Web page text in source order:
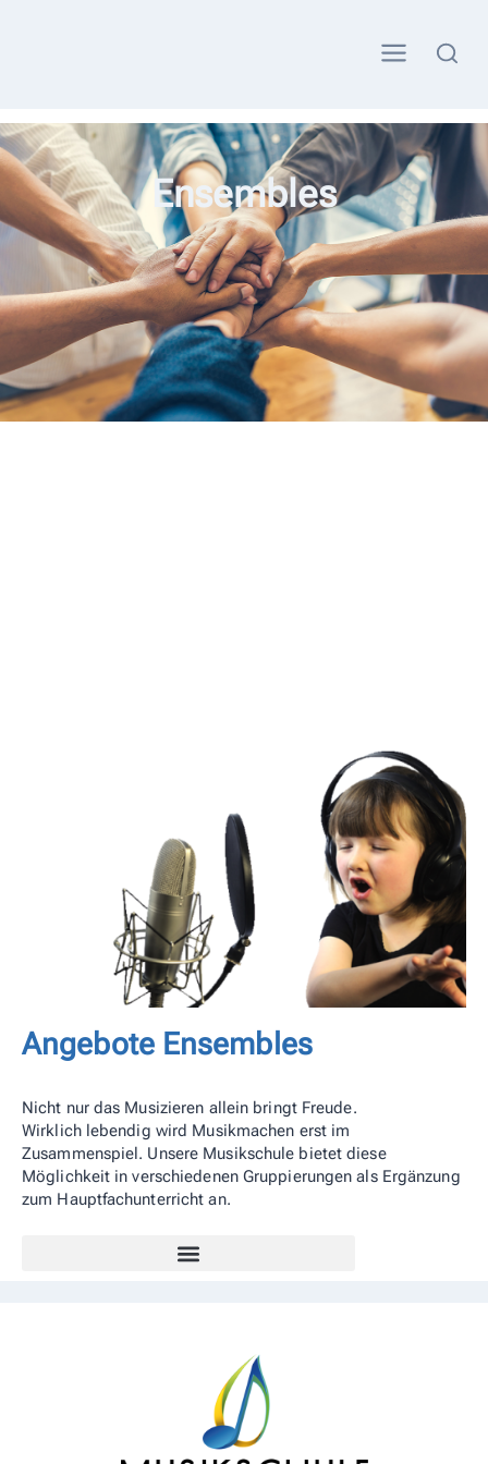
Ensembles
Angebote Ensembles
Nicht nur das Musizieren allein bringt Freude.
Wirklich lebendig wird Musikmachen erst im
Zusammenspiel. Unsere Musikschule bietet diese
Möglichkeit in verschiedenen Gruppierungen als Ergänzung
zum Hauptfachunterricht an.